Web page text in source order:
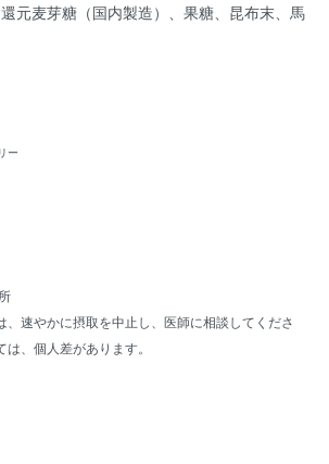
元麦芽糖（国内製造）、果糖、昆布末、馬
ー
、速やかに摂取を中止し、医師に相談してくださ
、個人差があります。